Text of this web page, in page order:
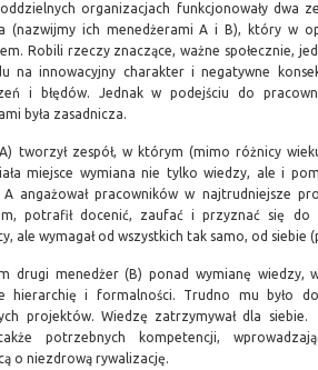
organizacjach funkcjonowały dwa
(nazwijmy ich menedżerami A i B), który w
Robili rzeczy znaczące, ważne społecznie,
na innowacyjny charakter i negatywne
i błędów. Jednak w podejściu do
była zasadnicza.
tworzył zespół, w którym (mimo różnicy
miejsce wymiana nie tylko wiedzy, ale i
A angażował pracowników w najtrudniejsze
potrafił docenić, zaufać i przyznać się do
ale wymagał od wszystkich tak samo, od siebie
drugi menedżer (B) ponad wymianę wiedzy,
hierarchię i formalności. Trudno mu było
projektów. Wiedzę zatrzymywał dla
potrzebnych kompetencji,
o niezdrową rywalizację.